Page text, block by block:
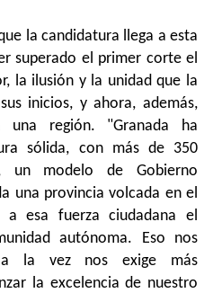
la candidatura llega a esta
superado el primer corte el
la ilusión y la unidad que la
inicios, y ahora, además,
región. "Granada ha
sólida, con más de 350
un modelo de Gobierno
una provincia volcada en el
a esa fuerza ciudadana el
autónoma. Eso nos
la vez nos exige más
la excelencia de nuestro